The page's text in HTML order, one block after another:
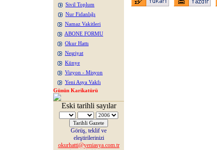
Sivil Toplum
Nur Fidanlığı
Namaz Vakitleri
ABONE FORMU
Okur Hattı
Neşriyat
Künye
Vizyon - Misyon
Yeni Asya Vakfı
Günün Karikatürü
Eski tarihli sayılar
Görüş, teklif ve
eleştirilerinizi
okurhatti@yeniasya.com.tr